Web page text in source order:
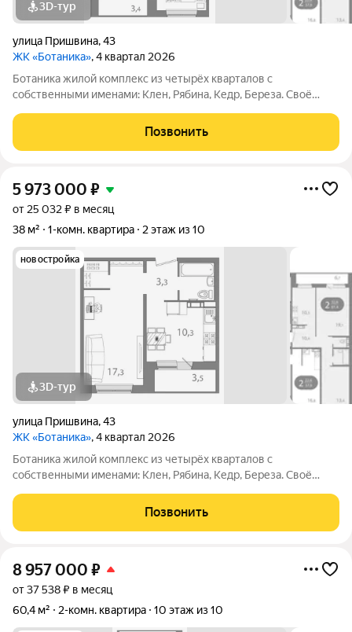
3D-тур
улица Пришвина,43
ЖК «Ботаника», 4 квартал 2026
Ботаника жилой комплекс из четырёх кварталов с
собственными именами: Клен, Рябина, Кедр, Береза. Своё
розе ветров, природному ландшафту вокруг территории
проекта и качественному озеленению
Позвонить
5 973 000 ₽
от 25 032 ₽ в месяц
38 м²
1-комн. квартира 2 этаж из 10
новостройка
3D-тур
улица Пришвина,43
ЖК «Ботаника», 4 квартал 2026
Ботаника жилой комплекс из четырёх кварталов с
собственными именами: Клен, Рябина, Кедр, Береза. Своё
розе ветров, природному ландшафту вокруг территории
проекта и качественному озеленению
Позвонить
8 957 000 ₽
от 37 538 ₽ в месяц
60,4 м²
2-комн. квартира 10 этаж из 10